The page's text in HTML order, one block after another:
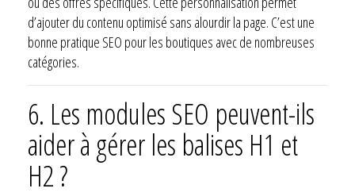
d’ajouter du contenu optimisé sans alourdir la page. C’est une
bonne pratique SEO pour les boutiques avec de nombreuses
catégories.
6. Les modules SEO peuvent-ils
aider à gérer les balises H1 et
H2 ?